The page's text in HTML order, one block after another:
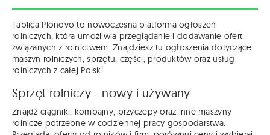
Tablica Plonovo to nowoczesna platforma ogłoszeń
rolniczych, która umożliwia przeglądanie i dodawanie ofert
związanych z rolnictwem. Znajdziesz tu ogłoszenia dotyczące
maszyn rolniczych, sprzętu, części, produktów oraz usług
rolniczych z całej Polski.
Sprzęt rolniczy - nowy i używany
Znajdź ciągniki, kombajny, przyczepy oraz inne maszyny
rolnicze potrzebne w codziennej pracy gospodarstwa.